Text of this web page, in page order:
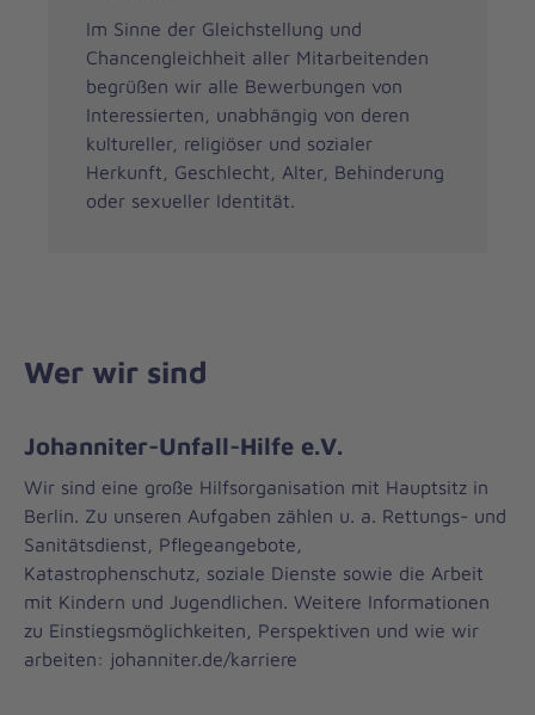
Im Sinne der Gleichstellung und
Chancengleichheit aller Mitarbeitenden
begrüßen wir alle Bewerbungen von
Interessierten, unabhängig von deren
kultureller, religiöser und sozialer
Herkunft, Geschlecht, Alter, Behinderung
oder sexueller Identität.
Wer wir sind
Johanniter-Unfall-Hilfe e.V.
Wir sind eine große Hilfsorganisation mit Hauptsitz in
Berlin. Zu unseren Aufgaben zählen u. a. Rettungs- und
Sanitätsdienst, Pflegeangebote,
Katastrophenschutz, soziale Dienste sowie die Arbeit
mit Kindern und Jugendlichen. Weitere Informationen
zu Einstiegsmöglichkeiten, Perspektiven und wie wir
arbeiten: johanniter.de/karriere